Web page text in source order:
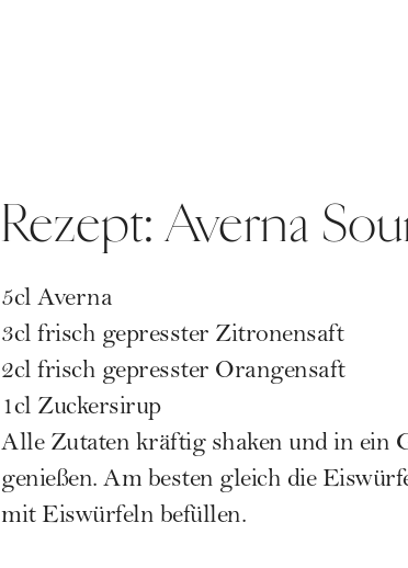
Rezept: Averna
5cl Averna
3cl frisch gepresster Zitronensaft
2cl frisch gepresster Orangensaft
1cl Zuckersirup
Alle Zutaten kräftig shaken und in ein
genießen. Am besten gleich die
mit Eiswürfeln befüllen.